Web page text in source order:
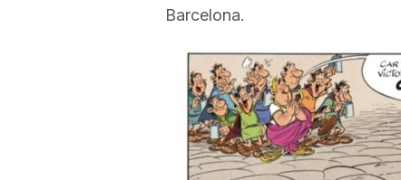
e
T
Barcelona.